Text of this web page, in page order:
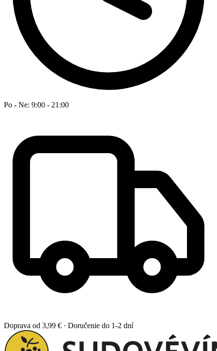
Po - Ne: 9:00 - 21:00
Doprava od 3,99 € · Doručenie do 1-2 dní